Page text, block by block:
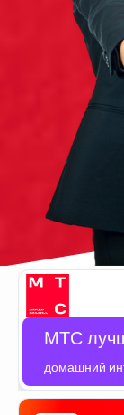
МТС
домашний